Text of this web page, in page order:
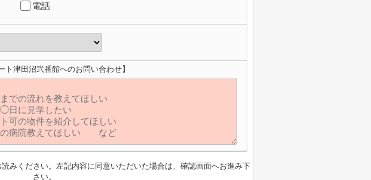
電話
ト津田沼弐番館へのお問い合わせ】
読みください。左記内容に同意いただいた場合は、確認画面へお進み下
さい。